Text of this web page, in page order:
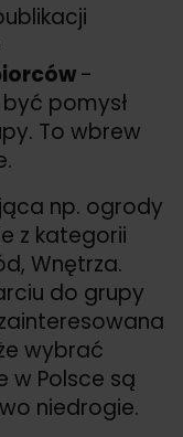
-
pomysł
To wbrew
np. ogrody
z kategorii
Wnętrza.
do grupy
wybrać
w Polsce są
niedrogie.